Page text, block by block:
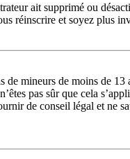
ait supprimé ou
réinscrire et soyez plus
mineurs de moins de 13
pas sûr que cela
de conseil légal et ne